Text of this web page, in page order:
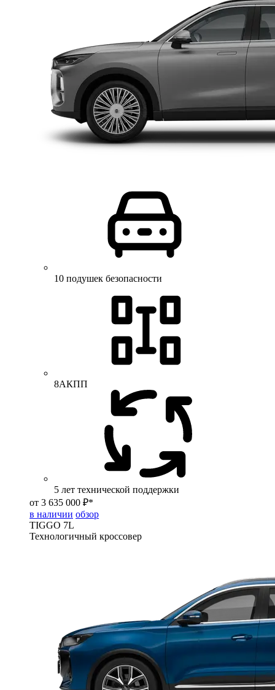
10 подушек безопасности
8АКПП
5 лет технической поддержки
от 3 635 000 ₽*
в наличии обзор
TIGGO 7L
Технологичный кроссовер